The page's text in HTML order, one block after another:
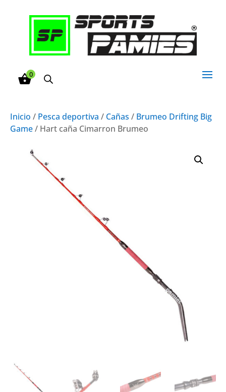
0
Inicio / Pesca deportiva / Cañas / Brumeo Drifting Big
Game/ Hart caña Cimarron Brumeo